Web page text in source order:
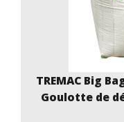
TREMAC Big
Goulotte de